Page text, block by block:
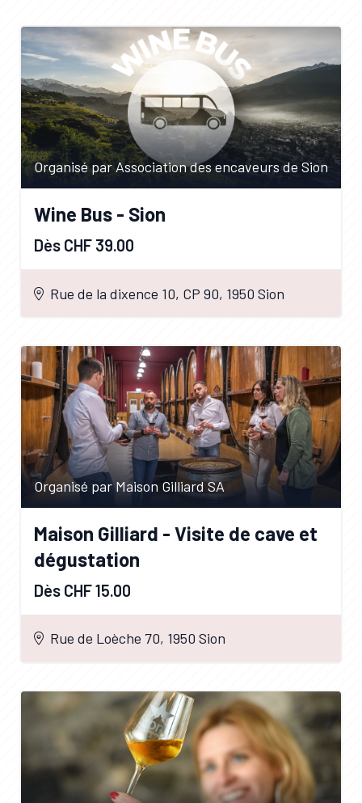
Organisé par Association des encaveurs de Sion
Wine Bus - Sion
Dès CHF 39.00
Rue de la dixence 10, CP 90, 1950 Sion
Organisé par Maison Gilliard SA
Maison Gilliard - Visite de cave et
dégustation
Dès CHF 15.00
Rue de Loèche 70, 1950 Sion